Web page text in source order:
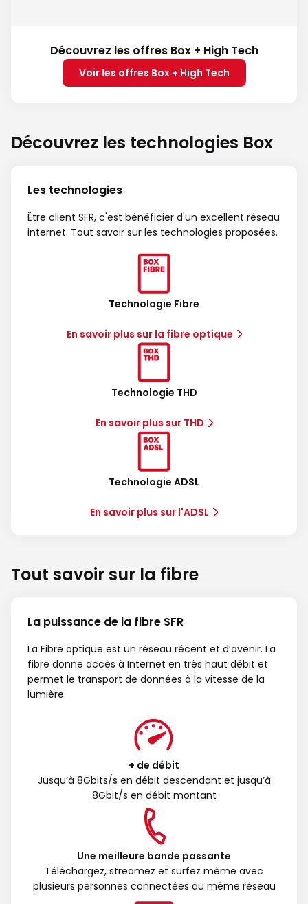
Découvrez les offres Box + High Tech
Voir les offres Box + High Tech
Découvrez les technologies Box
Les technologies
Être client SFR, c'est bénéficier d'un excellent réseau
internet. Tout savoir sur les technologies proposées.
Technologie Fibre
En savoir plus sur la fibre optique
Technologie THD
En savoir plus sur THD
Technologie ADSL
En savoir plus sur l'ADSL
Tout savoir sur la fibre
La puissance de la fibre SFR
La Fibre optique est un réseau récent et d’avenir. La
fibre donne accès à Internet en très haut débit et
permet le transport de données à la vitesse de la
lumière.
+ de débit
Jusqu’à 8Gbits/s en débit descendant et jusqu’à
8Gbit/s en débit montant
Une meilleure bande passante
Téléchargez, streamez et surfez même avec
plusieurs personnes connectées au même réseau